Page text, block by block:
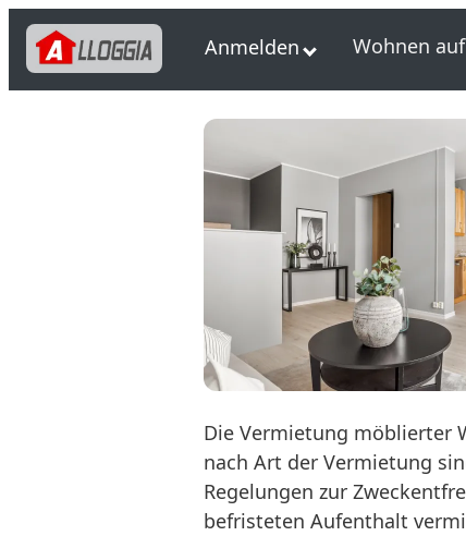
Anmelden Wohnen
Die Vermietung möblierter
nach Art der Vermietung
Regelungen zur
befristeten Aufenthalt